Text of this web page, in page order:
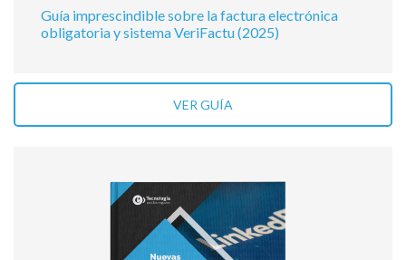
Guía imprescindible sobre la factura electrónica
obligatoria y sistema VeriFactu (2025)
VER GUÍA